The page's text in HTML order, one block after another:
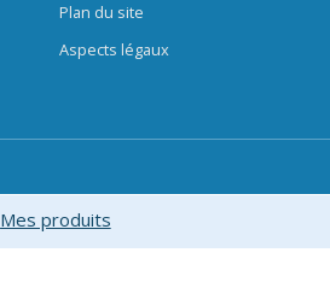
Plan du site
Aspects légaux
Mes produits